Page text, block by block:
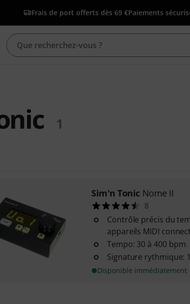
Frais de port offerts dès 69 €Paiements
1
Sim'n Tonic Nome II
8
Contrôle précis du
appareils MIDI
Tempo: 30 à 400 bpm
Signature rythmique:
Disponible immédiatement